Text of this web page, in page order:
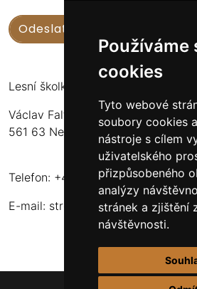
Používáme
cookies
Tyto webové
soubory cookies
nástroje s cílem
uživatelského
přizpůsobeného
analýzy
stránek a zjištění
návštěvnosti.
Lesní školka Nekoř
Václav Faltus
561 63 Nekoř 251
Telefon: +420 732 173 483
E-mail: stromkynekor@seznam.cz